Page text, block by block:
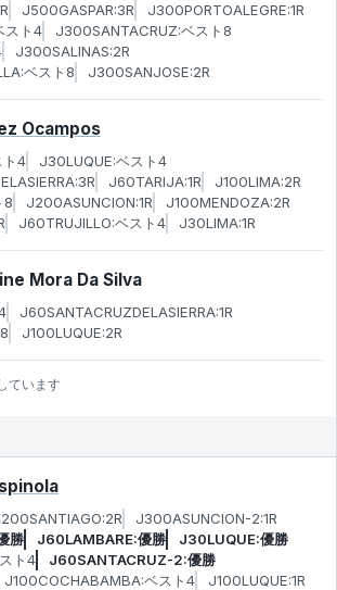
J500GASPAR:3R
J300PORTOALEGRE:1R
スト4
J300SANTACRUZ:ベスト8
J300SALINAS:2R
ベスト8
J300SANJOSE:2R
Ocampos
ト4
J30LUQUE:ベスト4
J60TARIJA:1R
J100LIMA:2R
8
J200ASUNCION:1R
J100MENDOZA:2R
J60TRUJILLO:ベスト4 J30LIMA:1R
Mora Da Silva
J60SANTACRUZDELASIERRA:1R
J100LUQUE:2R
ています
J300ASUNCION-2:1R
勝
J60LAMBARE:優勝
J30LUQUE:優勝
ト4
J60SANTACRUZ-2:優勝
J100COCHABAMBA:ベスト4
J100LUQUE:1R